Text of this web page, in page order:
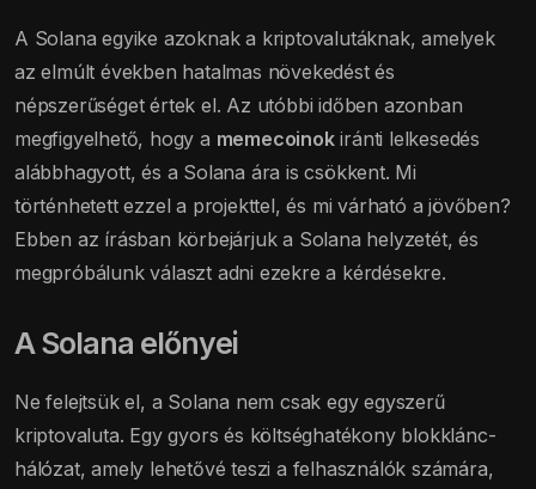
A Solana egyike azoknak a kriptovalutáknak, amelyek
az elmúlt években hatalmas növekedést és
népszerűséget értek el. Az utóbbi időben azonban
megfigyelhető, hogy a memecoinokiránti lelkesedés
alábbhagyott, és a Solana ára is csökkent. Mi
történhetett ezzel a projekttel, és mi várható a jövőben?
Ebben az írásban körbejárjuk a Solana helyzetét, és
megpróbálunk választ adni ezekre a kérdésekre.
A Solana előnyei
Ne felejtsük el, a Solana nem csak egy egyszerű
kriptovaluta. Egy gyors és költséghatékony blokklánc-
hálózat, amely lehetővé teszi a felhasználók számára,